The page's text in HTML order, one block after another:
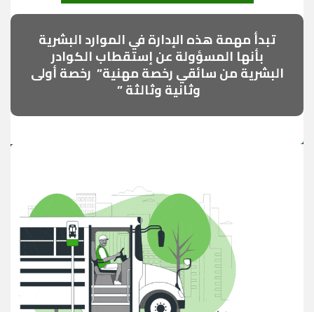
تبدأ مهمة هذه الإدارة في الموارد البشرية
بأنها المسؤولة عن إستقطاب الكوادر
البشرية منسائقي رخصة مهنية” رخصة أولى
وثانية وثالثة ”